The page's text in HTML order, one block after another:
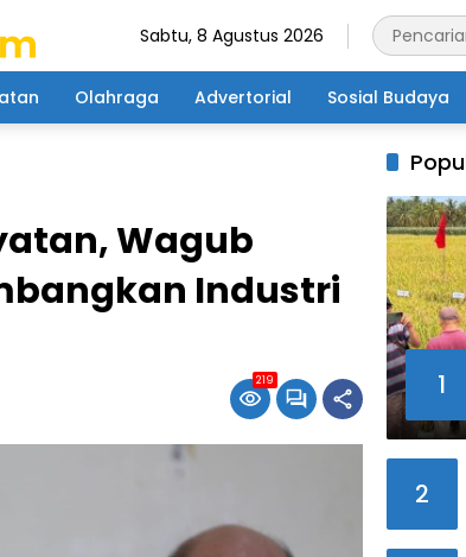
Sabtu, 8 Agustus 2026
Olahraga Advertorial Sosial Budaya
Wagub
Industri
219 1
2